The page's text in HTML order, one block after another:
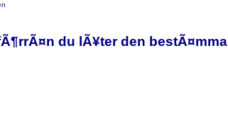
du lÃ¥ter den bestÃ¤mma